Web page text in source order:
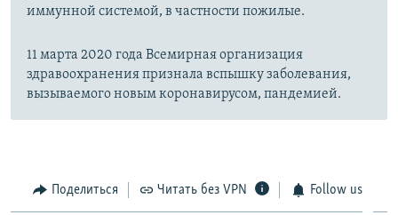
иммунной системой, в частности пожилые.
11 марта 2020 года Всемирная организация
здравоохранения признала вспышку заболевания,
вызываемого новым коронавирусом, пандемией.
Поделиться Читать без VPN Follow us